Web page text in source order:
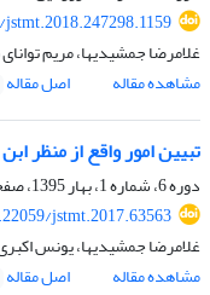
غلامرضا جمشیدیها، مریم
مشاهده مقاله
اصل مقاله
تبیین امور واقع از منظر
دوره 6، شماره 1، بهار 1395، صفحه
jstmt.2017.63563
غلامرضا جمشیدیها، یونس
مشاهده مقاله
اصل مقاله